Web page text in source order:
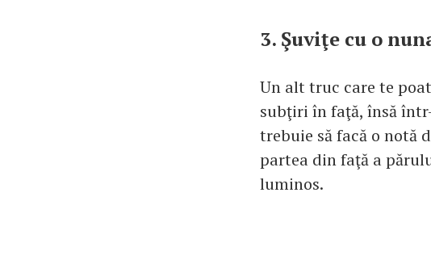
3. Şuviţe cu o
Un alt truc care te
subţiri în faţă, însă
trebuie să facă o notă
partea din faţă a
luminos.